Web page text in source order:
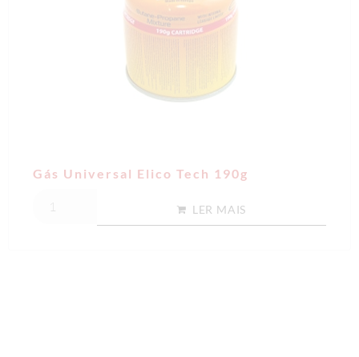
Gás Universal Elico Tech 190g
LER MAIS